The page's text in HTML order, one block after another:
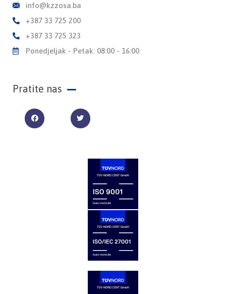
info@kzzosa.ba
+387 33 725 200
+387 33 725 323
Ponedjeljak - Petak: 08:00 - 16:00
Pratite nas